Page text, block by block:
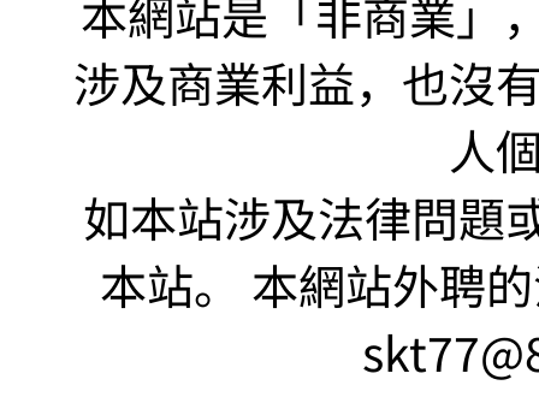
本網站是「非商業
涉及商業利益，也沒
人
如本站涉及法律問題
本站。 本網站外聘